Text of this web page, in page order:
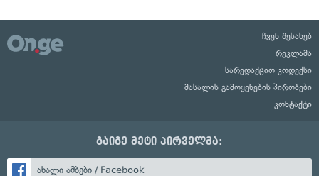
ჩვენ შესახებ
რეკლამა
სარედაქციო კოდექსი
მასალის გამოყენების პირობები
კონტაქტი
გაიგე მეტი პირველმა:
ახალი ამბები / Facebook